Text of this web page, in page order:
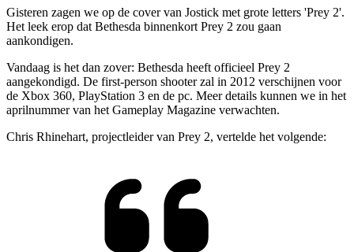
Gisteren zagen we op de cover van Jostick met grote letters 'Prey 2'.
Het leek erop dat Bethesda binnenkort Prey 2 zou gaan
aankondigen.
Vandaag is het dan zover: Bethesda heeft officieel Prey 2
aangekondigd. De first-person shooter zal in 2012 verschijnen voor
de Xbox 360, PlayStation 3 en de pc. Meer details kunnen we in het
aprilnummer van het Gameplay Magazine verwachten.
Chris Rhinehart, projectleider van Prey 2, vertelde het volgende: